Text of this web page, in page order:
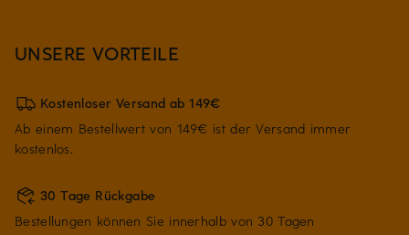
UNSERE VORTEILE
Kostenloser Versand ab 149€
Ab einem Bestellwert von 149€ ist der Versand immer
kostenlos.
30 Tage Rückgabe
Bestellungen können Sie innerhalb von 30 Tagen